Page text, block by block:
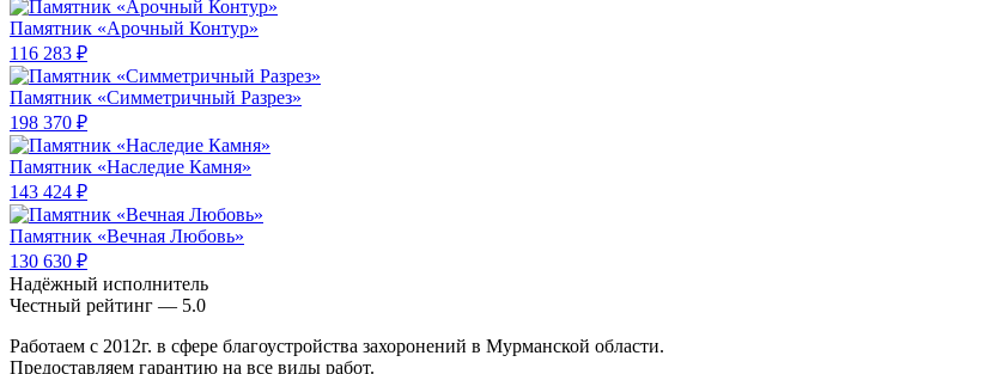
Памятник «Арочный Контур»
116 283 ₽
Памятник «Симметричный Разрез»
198 370 ₽
Памятник «Наследие Камня»
143 424 ₽
Памятник «Вечная Любовь»
130 630 ₽
Надёжный исполнитель
Чеcтный рейтинг — 5.0
Работаем с 2012г. в сфере благоустройства захоронений в Мурманской области.
Предоставляем гарантию на все виды работ.